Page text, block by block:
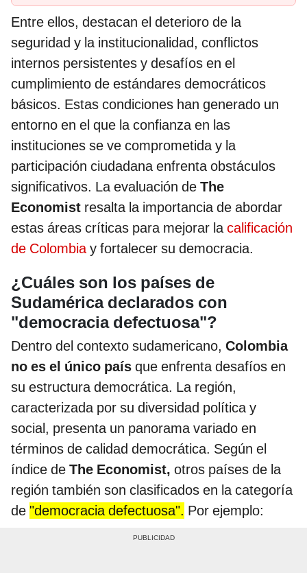
Entre ellos, destacan el deterioro de la
seguridad y la institucionalidad, conflictos
internos persistentes y desafíos en el
cumplimiento de estándares democráticos
básicos. Estas condiciones han generado un
entorno en el que la confianza en las
instituciones se ve comprometida y la
participación ciudadana enfrenta obstáculos
significativos. La evaluación de The
Economist resalta la importancia de abordar
estas áreas críticas para mejorar la calificación
de Colombia y fortalecer su democracia.
¿Cuáles son los países de
Sudamérica declarados con
"democracia defectuosa"?
Dentro del contexto sudamericano, Colombia
no es el único país que enfrenta desafíos en
su estructura democrática. La región,
caracterizada por su diversidad política y
social, presenta un panorama variado en
términos de calidad democrática. Según el
índice de The Economist, otros países de la
región también son clasificados en la categoría
de "democracia defectuosa". Por ejemplo: